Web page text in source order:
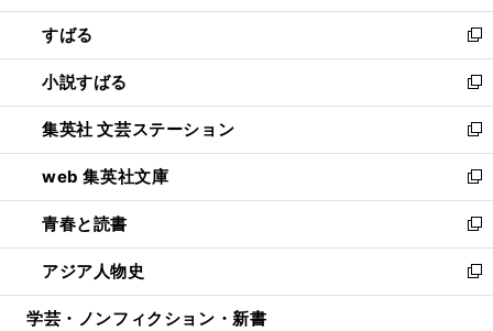
開
く
ウ
で
開
く
ン
ド
ウ
で
開
く
すばる
新
し
い
ウ
ィ
ン
ド
ウ
で
開
く
小説すばる
新
し
い
ウ
ィ
ン
ド
ウ
で
開
集英社 文芸ステーション
新
し
い
ウ
ィ
ン
ド
ウ
web 集英社文庫
新
し
い
ウ
ィ
ン
青春と読書
新
し
い
ウ
アジア人物史
新
し
学芸・ノンフィクション・新書